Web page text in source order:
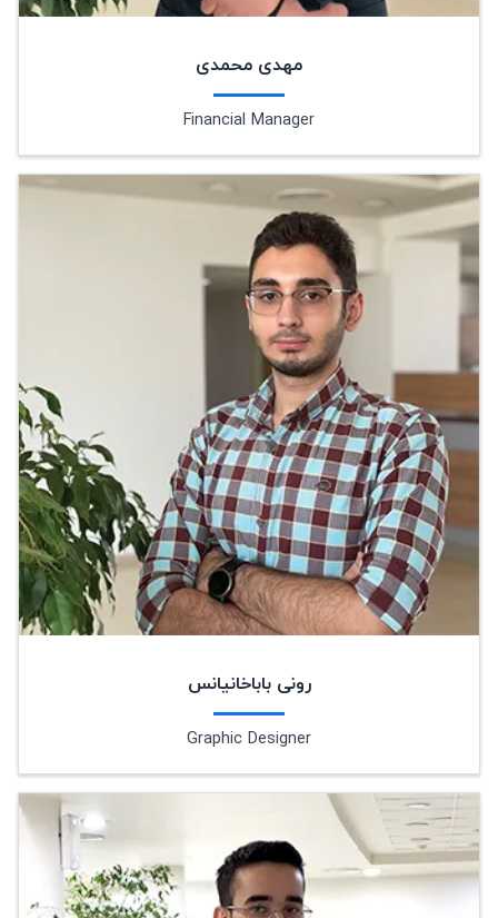
مهدی محمدی
Financial Manager
رونی باباخانیانس
Graphic Designer